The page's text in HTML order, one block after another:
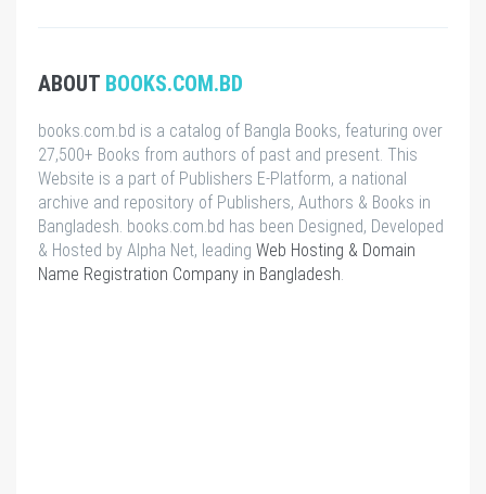
ABOUT BOOKS.COM.BD
books.com.bd is a catalog of Bangla Books, featuring over
27,500+ Books from authors of past and present. This
Website is a part of Publishers E-Platform, a national
archive and repository of Publishers, Authors & Books in
Bangladesh. books.com.bd has been Designed, Developed
& Hosted by Alpha Net, leading Web Hosting & Domain
Name Registration Company in Bangladesh